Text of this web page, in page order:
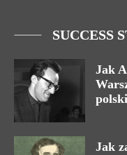
SUCCESS
Jak
Jak